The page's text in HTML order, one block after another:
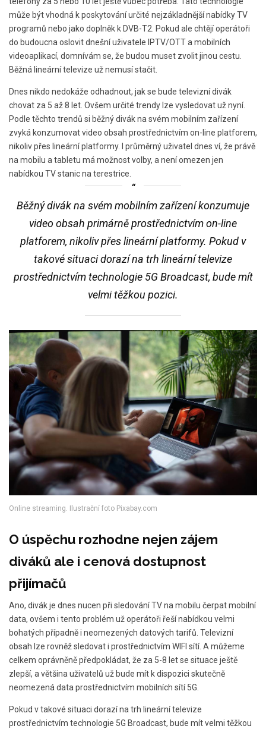
může být vhodná k poskytování určité nejzákladnější nabídky TV
programů nebo jako doplněk k DVB-T2. Pokud ale chtějí operátoři
do budoucna oslovit dnešní uživatele IPTV/OTT a mobilních
videoaplikací, domnívám se, že budou muset zvolit jinou cestu.
Běžná lineární televize už nemusí stačit.
Dnes nikdo nedokáže odhadnout, jak se bude televizní divák
chovat za 5 až 8 let. Ovšem určité trendy lze vysledovat už nyní.
Podle těchto trendů si běžný divák na svém mobilním zařízení
zvyká konzumovat video obsah prostřednictvím on-line platforem,
nikoliv přes lineární platformy. I průměrný uživatel dnes ví, že právě
na mobilu a tabletu má možnost volby, a není omezen jen
nabídkou TV stanic na terestrice.
Běžný divák na svém mobilním zařízení konzumuje
video obsah primárně prostřednictvím on-line
platforem, nikoliv přes lineární platformy. Pokud v
takové situaci dorazí na trh lineární televize
prostřednictvím technologie 5G Broadcast, bude mít
velmi těžkou pozici.
Online streaming. Ilustrační foto Pixabay.com
O úspěchu rozhodne nejen zájem
diváků ale i cenová dostupnost
přijímačů
Ano, divák je dnes nucen při sledování TV na mobilu čerpat mobilní
data, ovšem i tento problém už operátoři řeší nabídkou velmi
bohatých případně i neomezených datových tarifů. Televizní
obsah lze rovněž sledovat i prostřednictvím WIFI sítí. A můžeme
celkem oprávněně předpokládat, že za 5-8 let se situace ještě
zlepší, a většina uživatelů už bude mít k dispozici skutečně
neomezená data prostřednictvím mobilních sítí 5G.
Pokud v takové situaci dorazí na trh lineární televize
prostřednictvím technologie 5G Broadcast, bude mít velmi těžkou